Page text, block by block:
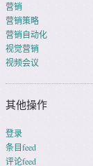
营销
营销策略
营销自动化
视觉营销
视频会议
其他操作
登录
条目feed
评论feed